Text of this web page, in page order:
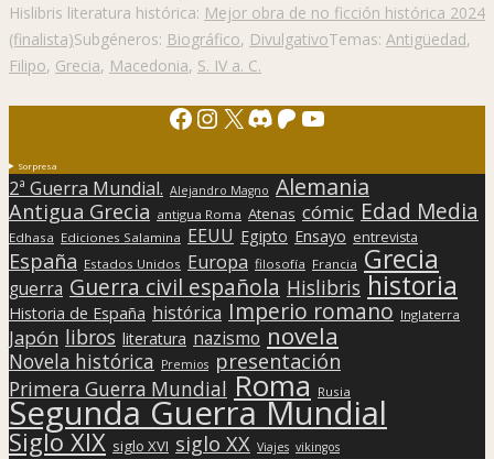
Hislibris literatura histórica: Mejor obra de no ficción histórica 2024
(finalista)Subgéneros: Biográfico, DivulgativoTemas: Antigüedad,
Filipo, Grecia, Macedonia, S. IV a. C.
Facebook
Instagram
X Discord
Patreon
YouTube
Sorpresa
2ª Guerra Mundial. Alejandro Magno Alemania
Antigua Grecia antigua Roma Atenas cómic Edad Media
Edhasa Ediciones Salamina EEUU Egipto Ensayo entrevista
España Estados Unidos Europa filosofía Francia Grecia
guerra Guerra civil española Hislibris historia
Historia de España histórica Imperio romano Inglaterra
Japón libros literatura nazismo novela
Novela histórica Premios presentación
Primera Guerra Mundial Roma Rusia
Segunda Guerra Mundial
Siglo XIX siglo XVI siglo XX Viajes vikingos